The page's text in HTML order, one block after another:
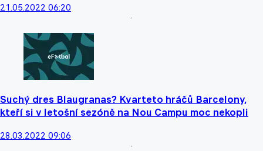
21.05.2022 06:20
Suchý dres Blaugranas? Kvarteto hráčů Barcelony,
kteří si v letošní sezóně na Nou Campu moc nekopli
28.03.2022 09:06